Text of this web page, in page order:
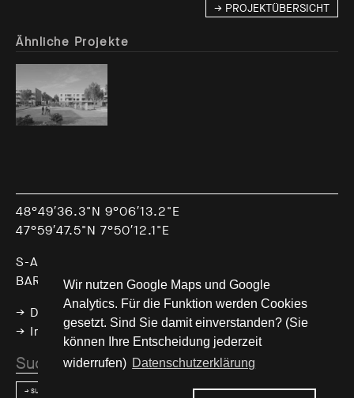
Wir nutzen Google Maps und Google
Analytics. Für die Funktion werden Cookies
gesetzt. Sind Sie damit einverstanden? (Sie
können Ihre Entscheidung jederzeit
widerrufen) Datenschutzerklärung
→ PROJEKTÜBERSICHT
Ähnliche Projekte
48°49′36.3"N 9°06′13.2"E
47°59′47.5"N 7°50′12.1"E
S-ASS Architekten + Ingenieure Stuttgart
BARTON S-ASS Architekten GmbH Freiburg
→ Datenschutz
→ Impressum
→ SUCHEN